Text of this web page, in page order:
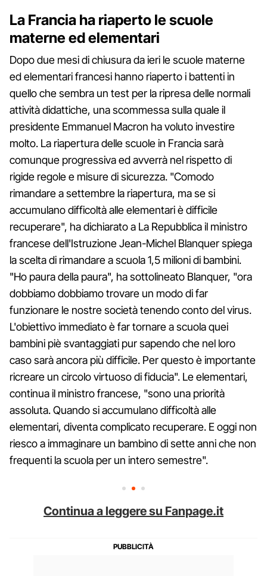
La Francia ha riaperto le scuole
materne ed elementari
Dopo due mesi di chiusura da ieri le scuole materne
ed elementari francesi hanno riaperto i battenti in
quello che sembra un test per la ripresa delle normali
attività didattiche, una scommessa sulla quale il
presidente Emmanuel Macron ha voluto investire
molto. La riapertura delle scuole in Francia sarà
comunque progressiva ed avverrà nel rispetto di
rigide regole e misure di sicurezza. "Comodo
rimandare a settembre la riapertura, ma se si
accumulano difficoltà alle elementari è difficile
recuperare", ha dichiarato a La Repubblica il ministro
francese dell'Istruzione Jean-Michel Blanquer spiega
la scelta di rimandare a scuola 1,5 milioni di bambini.
"Ho paura della paura", ha sottolineato Blanquer, "ora
dobbiamo dobbiamo trovare un modo di far
funzionare le nostre società tenendo conto del virus.
L'obiettivo immediato è far tornare a scuola quei
bambini piè svantaggiati pur sapendo che nel loro
caso sarà ancora più difficile. Per questo è importante
ricreare un circolo virtuoso di fiducia". Le elementari,
continua il ministro francese, "sono una priorità
assoluta. Quando si accumulano difficoltà alle
elementari, diventa complicato recuperare. E oggi non
riesco a immaginare un bambino di sette anni che non
frequenti la scuola per un intero semestre".
Continua a leggere su Fanpage.it